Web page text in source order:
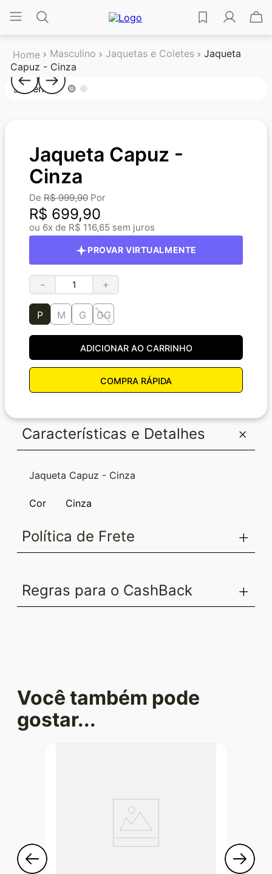
Masculino Jaquetas e Coletes
Jaqueta
Capuz - Cinza
Características e Detalhes
Jaqueta Capuz - Cinza
Cor Cinza
Política de Frete
Regras para o CashBack
Jaqueta Capuz -
Cinza
R$ 999,90
R$ 699,90
6 R$ 116,65
PROVAR VIRTUALMENTE
＋
－
P M G GG
ADICIONAR AO CARRINHO
COMPRA RÁPIDA
Você também pode
gostar...